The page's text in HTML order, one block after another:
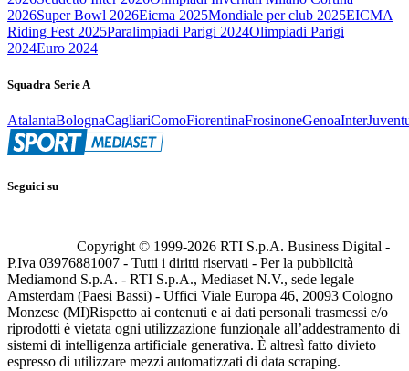
2026Super Bowl 2026Eicma 2025Mondiale per club 2025EICMA
Riding Fest 2025Paralimpiadi Parigi 2024Olimpiadi Parigi
2024Euro 2024
Squadra Serie A
AtalantaBolognaCagliariComoFiorentinaFrosinoneGenoaInter
Seguici su
Copyright © 1999-2026 RTI S.p.A. Business Digital -
P.Iva 03976881007 - Tutti i diritti riservati - Per la pubblicità
Mediamond S.p.A. - RTI S.p.A., Mediaset N.V., sede legale
Amsterdam (Paesi Bassi) - Uffici Viale Europa 46, 20093 Cologno
Monzese (MI)Rispetto ai contenuti e ai dati personali trasmessi e/o
riprodotti è vietata ogni utilizzazione funzionale all’addestramento di
sistemi di intelligenza artificiale generativa. È altresì fatto divieto
espresso di utilizzare mezzi automatizzati di data scraping.